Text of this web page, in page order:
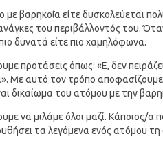
με βαρηκοΐα είτε δυσκολεύεται
του περιβάλλοντός του.
δυνατά είτε πιο χαμηλόφωνα.
προτάσεις όπως: «Ε, δεν
Με αυτό τον τρόπο αποφασίζουμε
δικαίωμα του ατόμου με την
να μιλάμε όλοι μαζί. Κάποιος/α
τα λεγόμενα ενός ατόμου